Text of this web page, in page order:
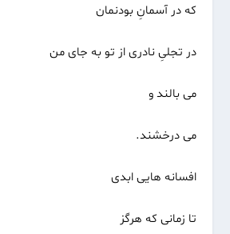
که در آسمانِ بودنمان
در تجلیِ نادری از تو به جای من
می بالند و
می درخشند.
افسانه هایی ابدی
تا زمانی که هرگز